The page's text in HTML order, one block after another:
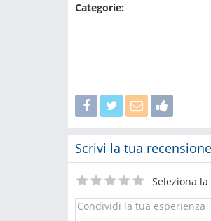
Categorie:
Scrivi la tua
Seleziona